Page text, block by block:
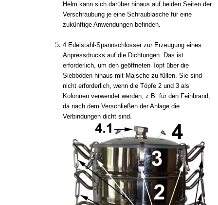
Helm kann sich darüber hinaus auf beiden Seiten der
Verschraubung je eine Schraublasche für eine
zukünftige Anwendungen befinden.
4 Edelstahl-Spannschlösser zur Erzeugung eines
Anpressdrucks auf die Dichtungen. Das ist
erforderlich, um den geöffneten Topf über die
Siebböden hinaus mit Maische zu füllen. Sie sind
nicht erforderlich, wenn die Töpfe 2 und 3 als
Kolonnen verwendet werden, z.B. für den Feinbrand,
da nach dem Verschließen der Anlage die
Verbindungen dicht sind.